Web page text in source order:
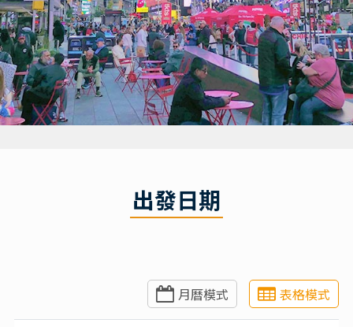
出發日期
月曆模式 表格模式